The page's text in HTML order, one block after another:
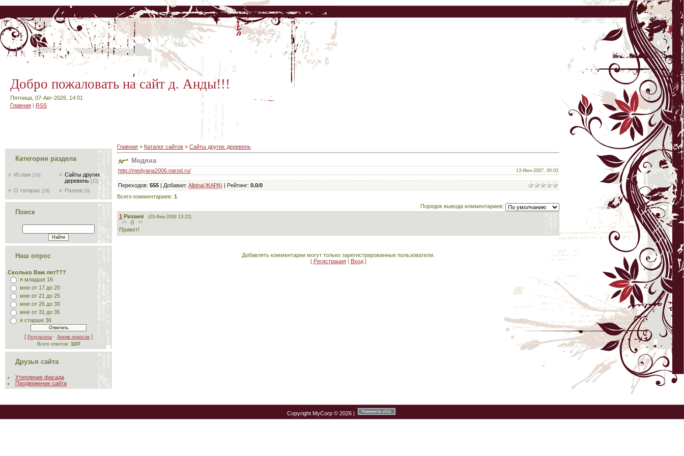
Добро пожаловать на сайт д. Анды!!!
Пятница, 07-Авг-2026, 14:01
Главная | RSS
Категории раздела
Ислам [14]
Сайты других
деревень [23]
О татарах [28] Разное [0]
Поиск
Наш опрос
Сколько Вам лет???
я младше 16
мне от 17 до 20
мне от 21 до 25
мне от 26 до 30
мне от 31 до 35
я старше 36
[ Результаты · Архив опросов ]
Всего ответов: 1107
Друзья сайта
Утепление фасада
Продвижение сайта
Главная » Каталог сайтов » Сайты других деревень
Медяна
http://medyana2006.narod.ru/ 13-Июн-2007, 00:03
Переходов: 555 | Добавил: Albina(ЖАРА) | Рейтинг: 0.0/0
Всего комментариев: 1
Порядок вывода комментариев:
1 Риханя (03-Фев-2009 13:22)
0
Привет!
Добавлять комментарии могут только зарегистрированные пользователи.
[ Регистрация| Вход]
Copyright MyCorp © 2026 |